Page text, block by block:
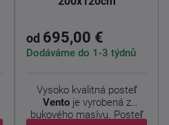
od 695,00 €
Dodáváme do 1-3 týdnů
Vysoko kvalitná posteľ
Ventoje vyrobená z
bukového masívu. Posteľ